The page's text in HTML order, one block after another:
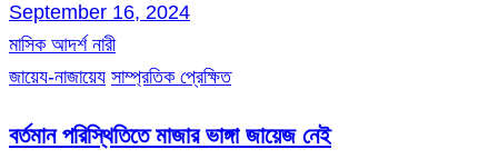
September 16, 2024
মাসিক আদর্শ নারী
জায়েয-নাজায়েয সাম্প্রতিক প্রেক্ষিত
বর্তমান পরিস্থিতিতে মাজার ভাঙ্গা জায়েজ নেই